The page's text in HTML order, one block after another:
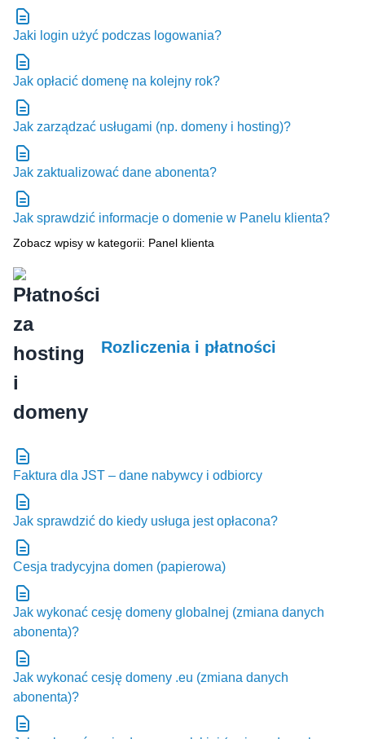
Jaki login użyć podczas logowania?
Jak opłacić domenę na kolejny rok?
Jak zarządzać usługami (np. domeny i hosting)?
Jak zaktualizować dane abonenta?
Jak sprawdzić informacje o domenie w Panelu klienta?
Zobacz wpisy w kategorii: Panel klienta
Rozliczenia i płatności
Faktura dla JST – dane nabywcy i odbiorcy
Jak sprawdzić do kiedy usługa jest opłacona?
Cesja tradycyjna domen (papierowa)
Jak wykonać cesję domeny globalnej (zmiana danych
abonenta)?
Jak wykonać cesję domeny .eu (zmiana danych
abonenta)?